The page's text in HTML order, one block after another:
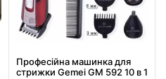
Професійна машинка для
стрижки Gemei GM 592 10 в 1